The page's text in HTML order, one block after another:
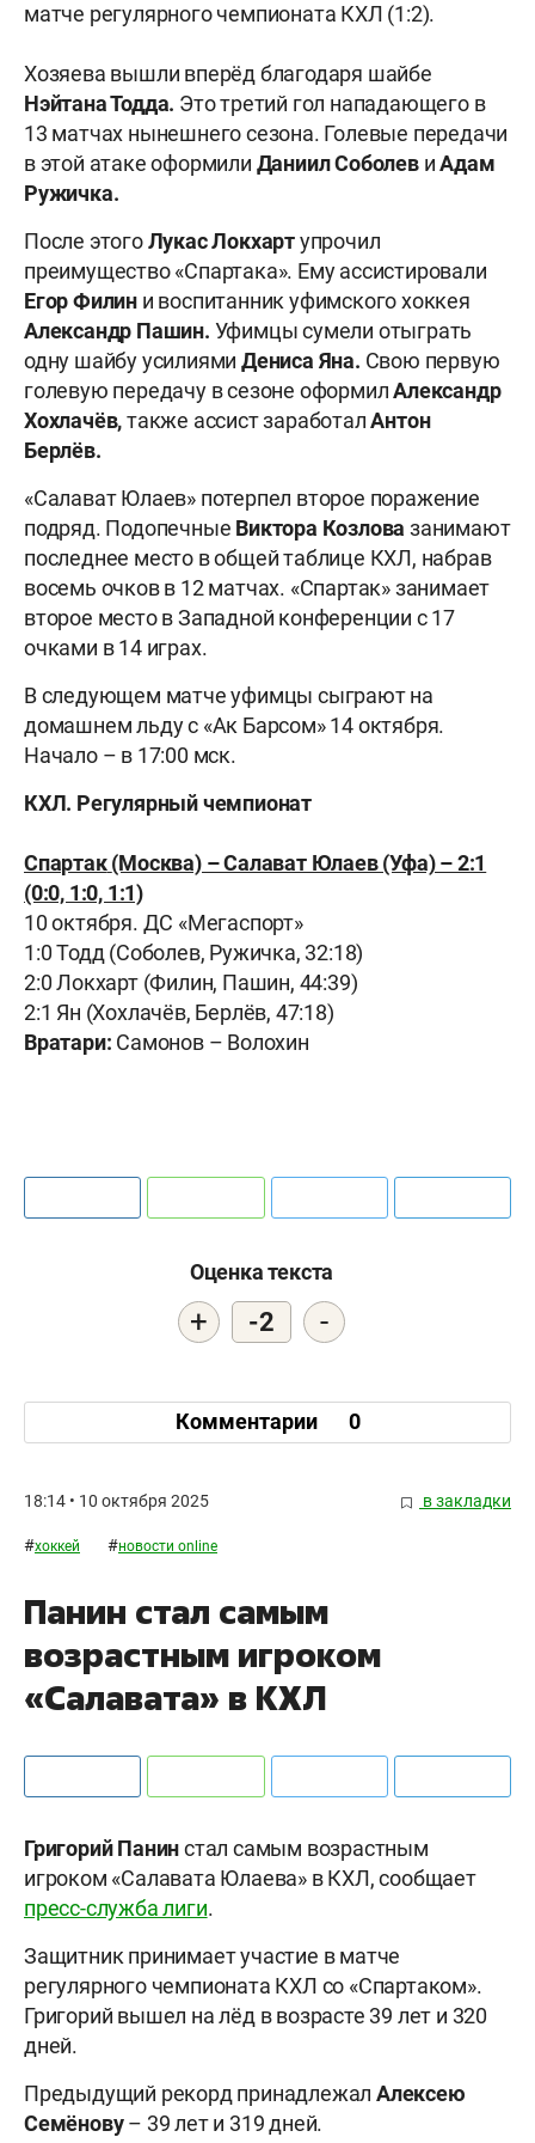
матче регулярного чемпионата КХЛ (1:2).
Хозяева вышли вперёд благодаря шайбе
Нэйтана Тодда. Это третий гол нападающего в
13 матчах нынешнего сезона. Голевые передачи
в этой атаке оформили Даниил Соболев иАдам
Ружичка.
После этогоЛукас Локхартупрочил
преимущество «Спартака». Ему ассистировали
Егор Филин и воспитанник уфимского хоккея
Александр Пашин. Уфимцы сумели отыграть
одну шайбу усилиямиДениса Яна. Свою первую
голевую передачу в сезоне оформилАлександр
Хохлачёв,также ассист заработалАнтон
Берлёв.
«Салават Юлаев» потерпел второе поражение
подряд. Подопечные Виктора Козловазанимают
последнее место в общей таблице КХЛ, набрав
восемь очков в 12 матчах. «Спартак» занимает
второе место в Западной конференции с 17
очками в 14 играх.
В следующем матче уфимцы сыграют на
домашнем льду с «Ак Барсом» 14 октября.
Начало – в 17:00 мск.
КХЛ. Регулярный чемпионат
Спартак (Москва) – Салават Юлаев (Уфа) – 2:1
(0:0, 1:0, 1:1)
10 октября. ДС «Мегаспорт»
1:0 Тодд (Соболев, Ружичка, 32:18)
2:0 Локхарт (Филин, Пашин, 44:39)
2:1 Ян (Хохлачёв, Берлёв, 47:18)
Вратари: Самонов – Волохин
Оценка текста
+ -2 -
Комментарии 0
18:14 • 10 октября 2025 в закладки
#хоккей #новости online
Панин стал самым
возрастным игроком
«Салавата» в КХЛ
Григорий Панинстал самым возрастным
игроком «Салавата Юлаева» в КХЛ, сообщает
пресс-служба лиги.
Защитник принимает участие в матче
регулярного чемпионата КХЛ со «Спартаком».
Григорий вышел на лёд в возрасте 39 лет и 320
дней.
Предыдущий рекорд принадлежал Алексею
Семёнову– 39 лет и 319 дней.